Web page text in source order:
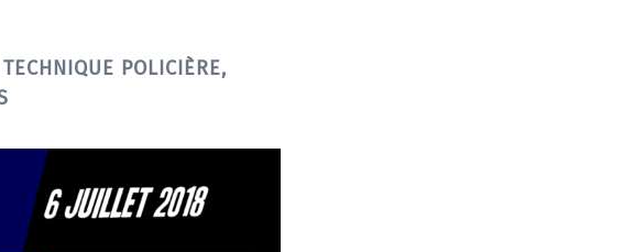
TECHNIQUE POLICIÈRE,